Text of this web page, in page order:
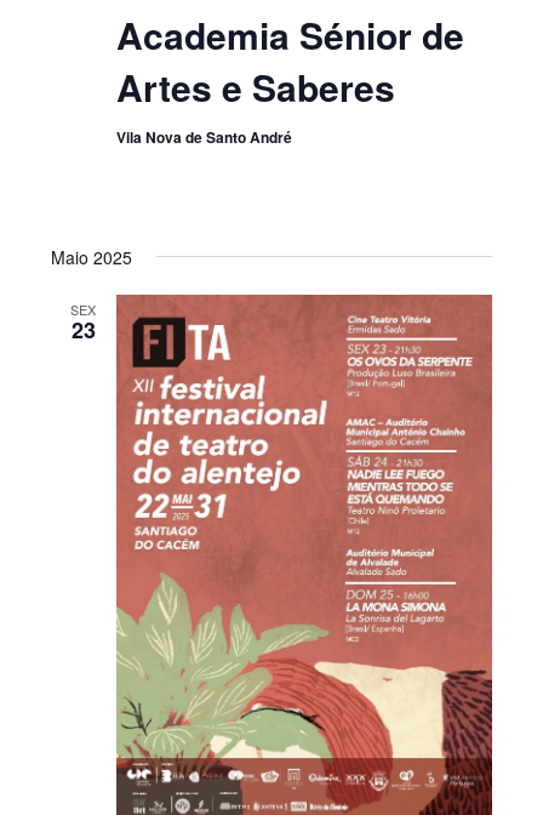
Academia Sénior de
Artes e Saberes
Vila Nova de Santo André
Maio 2025
SEX
23